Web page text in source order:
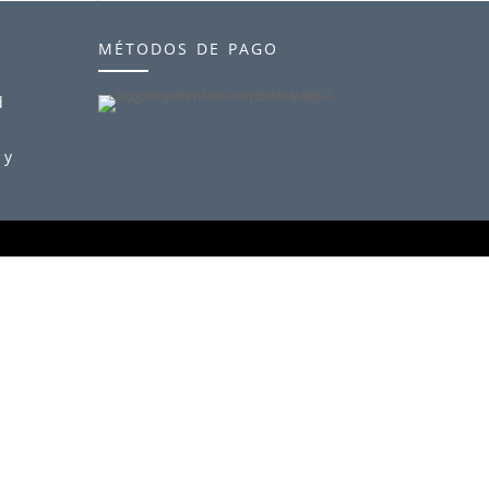
y
métodos de pago